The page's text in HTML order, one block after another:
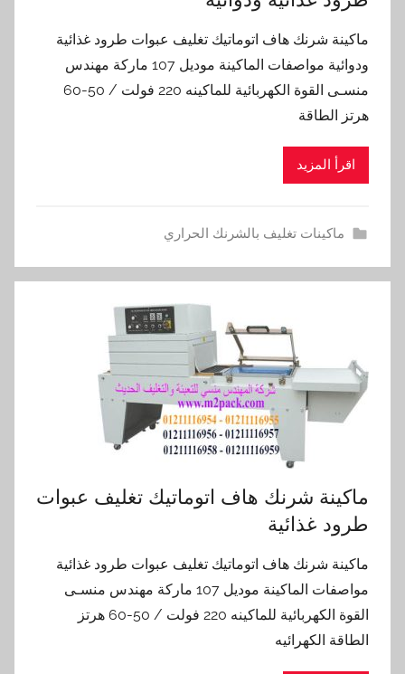
ماكينة شرنك هاف اتوماتيك تغليف عبوات طرود غذائية
ودوائية مواصفات الماكينة موديل 107 ماركة مهندس
منسـى القوة الكهربائية للماكينه 220 فولت / 50-60
هرتز الطاقة
اقرأ المزيد
ماكينات تغليف بالشرنك الحراري
ماكينة شرنك هاف اتوماتيك تغليف عبوات
طرود غذائية
ماكينة شرنك هاف اتوماتيك تغليف عبوات طرود غذائية
مواصفات الماكينة موديل 107 ماركة مهندس منسـى
القوة الكهربائية للماكينه 220 فولت / 50-60 هرتز
الطاقة الكهرائيه